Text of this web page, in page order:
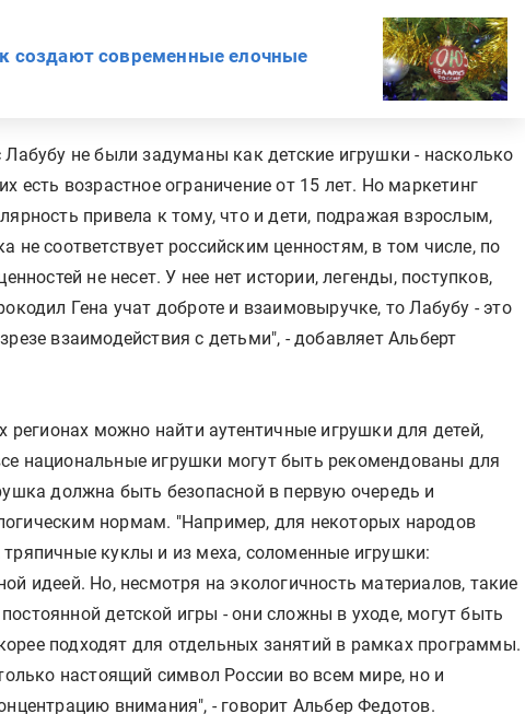
создают современные елочные
не были задуманы как детские игрушки - насколько
есть возрастное ограничение от 15 лет. Но маркетинг
привела к тому, что и дети, подражая взрослым,
не соответствует российским ценностям, в том числе, по
не несет. У нее нет истории, легенды, поступков,
Гена учат доброте и взаимовыручке, то Лабубу - это
взаимодействия с детьми", - добавляет Альберт
регионах можно найти аутентичные игрушки для детей,
национальные игрушки могут быть рекомендованы для
должна быть безопасной в первую очередь и
нормам. "Например, для некоторых народов
куклы и из меха, соломенные игрушки:
идеей. Но, несмотря на экологичность материалов, такие
детской игры - они сложны в уходе, могут быть
подходят для отдельных занятий в рамках программы.
настоящий символ России во всем мире, но и
внимания", - говорит Альбер Федотов.